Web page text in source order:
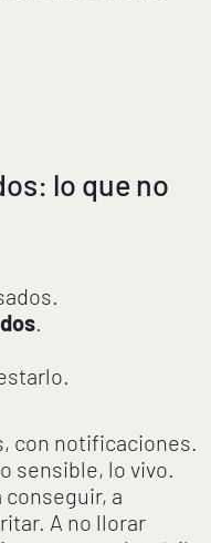
lo que no
.
con notificaciones.
sensible, lo vivo.
conseguir, a
A no llorar